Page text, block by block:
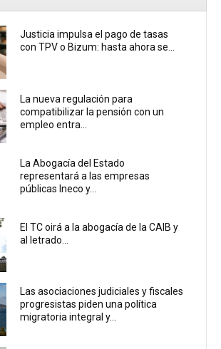
Justicia impulsa el pago de tasas
con TPV o Bizum: hasta ahora se...
La nueva regulación para
compatibilizar la pensión con un
empleo entra...
La Abogacía del Estado
representará a las empresas
públicas Ineco y...
El TC oirá a la abogacía de la CAIB y
al letrado...
Las asociaciones judiciales y fiscales
progresistas piden una política
migratoria integral y...